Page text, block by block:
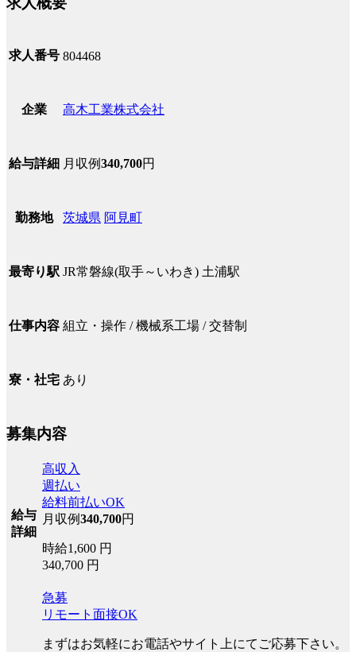
求人番号 804468
企業 高木工業株式会社
給与詳細 月収例340,700円
勤務地 茨城県 阿見町
最寄り駅 JR常磐線(取手～いわき) 土浦駅
仕事内容 組立・操作 / 機械系工場 / 交替制
寮・社宅 あり
募集内容
給与
詳細
高収入
週払い
給料前払いOK
月収例340,700円
時給1,600 円
340,700 円
急募
リモート面接OK
まずはお気軽にお電話やサイト上にてご応募下さい。